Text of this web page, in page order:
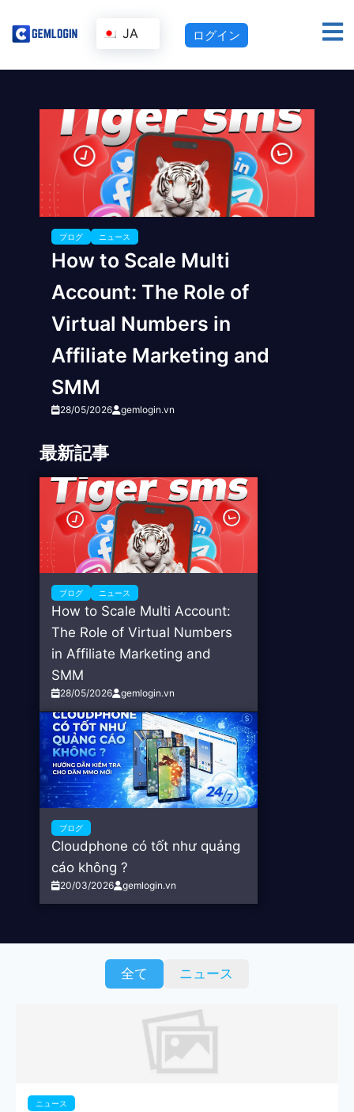
JA ログイン
ブログ ニュース
How to Scale Multi
Account: The Role of
Virtual Numbers in
Affiliate Marketing and
SMM
28/05/2026 gemlogin.vn
最新記事
ブログ ニュース
How to Scale Multi Account:
The Role of Virtual Numbers
in Affiliate Marketing and
SMM
28/05/2026 gemlogin.vn
ブログ
Cloudphone có tốt như quảng
cáo không ?
20/03/2026 gemlogin.vn
全て ニュース
ニュース